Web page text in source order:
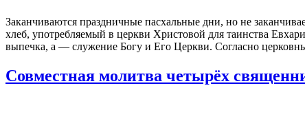
Заканчиваются праздничные пасхальные дни, но не
хлеб, употребляемый в церкви Христовой для таинства
выпечка, а — служение Богу и Его Церкви. Согласно
Совместная молитва четырёх